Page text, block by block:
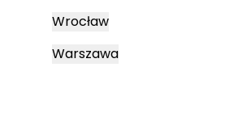
Wrocław
Warszawa